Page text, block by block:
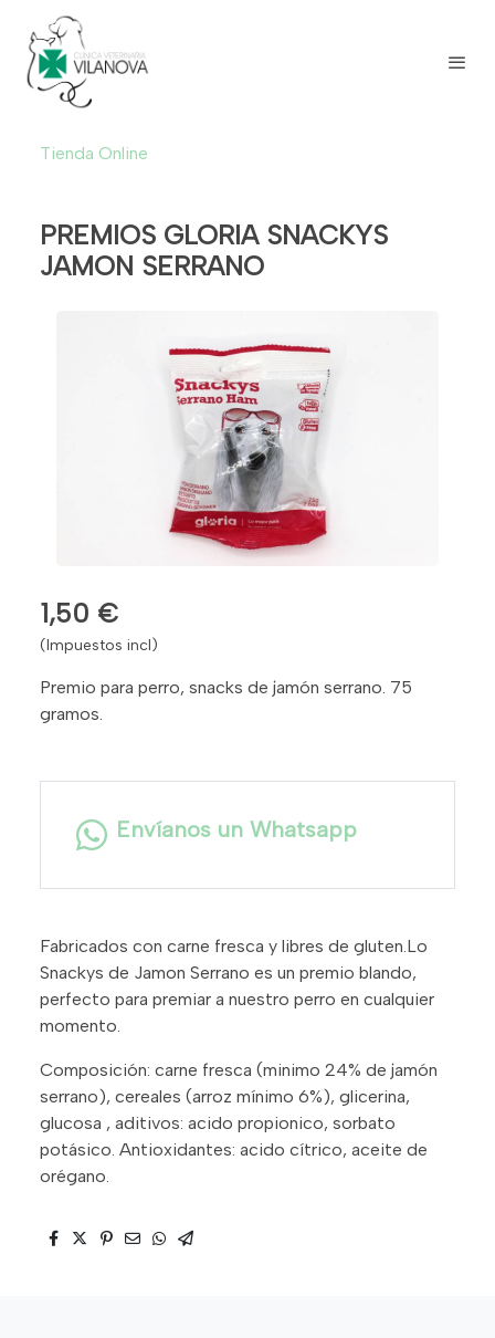
Tienda Online
PREMIOS GLORIA SNACKYS
JAMON SERRANO
1,50 €
(Impuestos incl)
Premio para perro, snacks de jamón serrano. 75
gramos.
Envíanos un Whatsapp
Fabricados con carne fresca y libres de gluten.Lo
Snackys de Jamon Serrano es un premio blando,
perfecto para premiar a nuestro perro en cualquier
momento.
Composición: carne fresca (minimo 24% de jamón
serrano), cereales (arroz mínimo 6%), glicerina,
glucosa , aditivos: acido propionico, sorbato
potásico. Antioxidantes: acido cítrico, aceite de
orégano.